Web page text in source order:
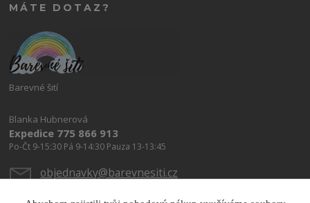
MÁTE DOTAZ?
Barevné šití
Blanka Hubnerová
Expedice 775 866 913
Po-Čt 9-15:30 Pá 9-14:30 Pauza 13-13:45
objednavky@barevnesiti.cz